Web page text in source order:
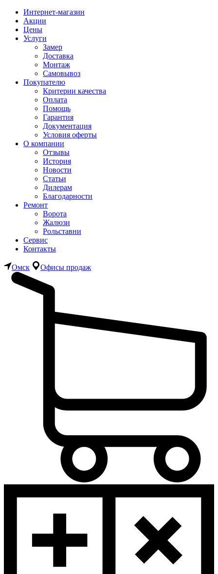
Интернет-магазин
Акции
Цены
Услуги
Замер
Доставка
Монтаж
Самовывоз
Покупателю
Критерии качества
Оплата
Помощь
Гарантия
Документация
Условия оферты
О компании
Отзывы
История
Новости
Статьи
Дилерам
Благодарности
Ремонт
Ворота
Жалюзи
Рольставни
Сервис
Контакты
Омск Офисы продаж